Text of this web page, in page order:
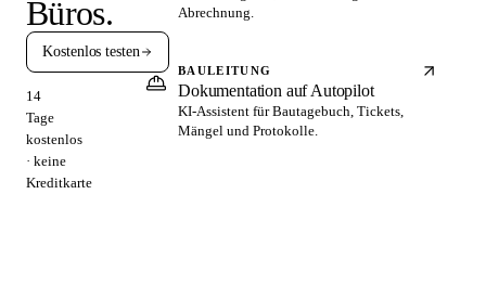
Büros.
Kostenlos testen
14
Tage
kostenlos
· keine
Kreditkarte
Abrechnung.
BAULEITUNG
Dokumentation auf Autopilot
KI-Assistent für Bautagebuch, Tickets,
Mängel und Protokolle.